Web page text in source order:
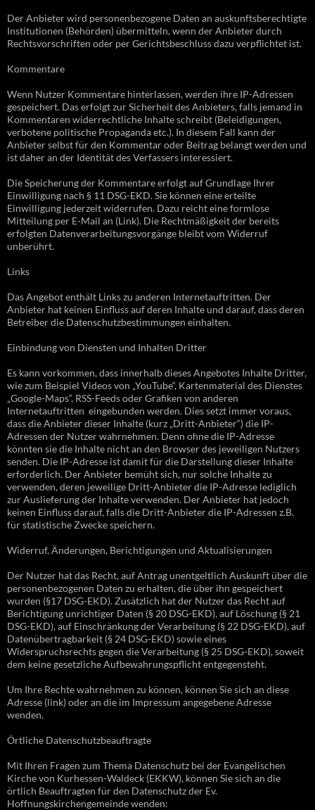
Der Anbieter wird personenbezogene Daten an auskunftsberechtigte
Institutionen (Behörden) übermitteln, wenn der Anbieter durch
Rechtsvorschriften oder per Gerichtsbeschluss dazu verpflichtet ist.
Kommentare
Wenn Nutzer Kommentare hinterlassen, werden ihre IP-Adressen
gespeichert. Das erfolgt zur Sicherheit des Anbieters, falls jemand in
Kommentaren widerrechtliche Inhalte schreibt (Beleidigungen,
verbotene politische Propaganda etc.). In diesem Fall kann der
Anbieter selbst für den Kommentar oder Beitrag belangt werden und
ist daher an der Identität des Verfassers interessiert.
Die Speicherung der Kommentare erfolgt auf Grundlage Ihrer
Einwilligung nach § 11 DSG-EKD. Sie können eine erteilte
Einwilligung jederzeit widerrufen. Dazu reicht eine formlose
Mitteilung per E-Mail an (Link). Die Rechtmäßigkeit der bereits
erfolgten Datenverarbeitungsvorgänge bleibt vom Widerruf
unberührt.
Links
Das Angebot enthält Links zu anderen Internetauftritten. Der
Anbieter hat keinen Einfluss auf deren Inhalte und darauf, dass deren
Betreiber die Datenschutzbestimmungen einhalten.
Einbindung von Diensten und Inhalten Dritter
Es kann vorkommen, dass innerhalb dieses Angebotes Inhalte Dritter,
wie zum Beispiel Videos von „YouTube“, Kartenmaterial des Dienstes
„Google-Maps“, RSS-Feeds oder Grafiken von anderen
Internetauftritten eingebunden werden. Dies setzt immer voraus,
dass die Anbieter dieser Inhalte (kurz „Dritt-Anbieter“) die IP-
Adressen der Nutzer wahrnehmen. Denn ohne die IP-Adresse
könnten sie die Inhalte nicht an den Browser des jeweiligen Nutzers
senden. Die IP-Adresse ist damit für die Darstellung dieser Inhalte
erforderlich. Der Anbieter bemüht sich, nur solche Inhalte zu
verwenden, deren jeweilige Dritt-Anbieter die IP-Adresse lediglich
zur Auslieferung der Inhalte verwenden. Der Anbieter hat jedoch
keinen Einfluss darauf, falls die Dritt-Anbieter die IP-Adressen z.B.
für statistische Zwecke speichern.
Widerruf, Änderungen, Berichtigungen und Aktualisierungen
Der Nutzer hat das Recht, auf Antrag unentgeltlich Auskunft über die
personenbezogenen Daten zu erhalten, die über ihn gespeichert
wurden (§17 DSG-EKD). Zusätzlich hat der Nutzer das Recht auf
Berichtigung unrichtiger Daten (§ 20 DSG-EKD), auf Löschung (§ 21
DSG-EKD), auf Einschränkung der Verarbeitung (§ 22 DSG-EKD), auf
Datenübertragbarkeit (§ 24 DSG-EKD) sowie eines
Widerspruchsrechts gegen die Verarbeitung (§ 25 DSG-EKD), soweit
dem keine gesetzliche Aufbewahrungspflicht entgegensteht.
Um Ihre Rechte wahrnehmen zu können, können Sie sich an diese
Adresse (link) oder an die im Impressum angegebene Adresse
wenden.
Örtliche Datenschutzbeauftragte
Mit Ihren Fragen zum Thema Datenschutz bei der Evangelischen
Kirche von Kurhessen-Waldeck (EKKW), können Sie sich an die
örtlich Beauftragten für den Datenschutz der Ev.
Hoffnungskirchengemeinde wenden: